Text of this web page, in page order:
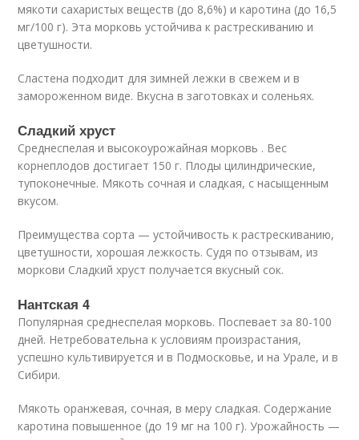
мякоти сахаристых веществ (до 8,6%) и каротина (до 16,5
мг/100 г). Эта морковь устойчива к растрескиванию и
цветушности.
Сластена подходит для зимней лежки в свежем и в
замороженном виде. Вкусна в заготовках и соленьях.
Сладкий хруст
Среднеспелая и высокоурожайная морковь . Вес
корнеплодов достигает 150 г. Плоды цилиндрические,
тупоконечные. Мякоть сочная и сладкая, с насыщенным
вкусом.
Преимущества сорта — устойчивость к растрескиванию,
цветушности, хорошая лежкость. Судя по отзывам, из
моркови Сладкий хруст получается вкусный сок.
Нантская 4
Популярная среднеспелая морковь. Поспевает за 80-100
дней. Нетребовательна к условиям произрастания,
успешно культивируется и в Подмосковье, и на Урале, и в
Сибири.
Мякоть оранжевая, сочная, в меру сладкая. Содержание
каротина повышенное (до 19 мг на 100 г). Урожайность —